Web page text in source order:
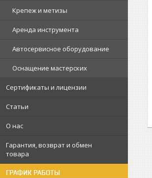
Крепеж и метизы
Аренда инструмента
Автосервисное оборудование
Оснащение мастерских
Сертификаты и лицензии
Статьи
О нас
Гарантия, возврат и обмен
товара
ГРАФИК РАБОТЫ